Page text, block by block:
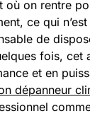
où on rentre
ce qui
de
fois, cet
et en
dépanneur